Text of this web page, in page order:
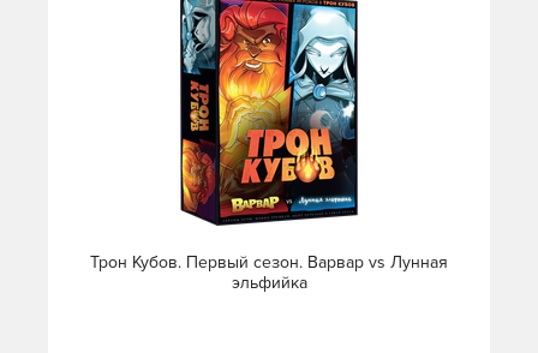
Трон Кубов. Первый сезон. Варвар vs Лунная
эльфийка